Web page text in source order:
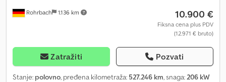
Rohrbach 1.136 km 10.900 €
Fiksna cena plus PDV
(12.971 € bruto)
Zatražiti Pozvati
Stanje: polovno, pređena kilometraža: 527.246 km, snaga: 206 kW